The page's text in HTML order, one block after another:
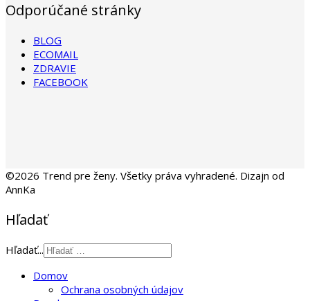
Odporúčané stránky
BLOG
ECOMAIL
ZDRAVIE
FACEBOOK
©2026 Trend pre ženy. Všetky práva vyhradené. Dizajn od
AnnKa
Hľadať
Hľadať...
Domov
Ochrana osobných údajov